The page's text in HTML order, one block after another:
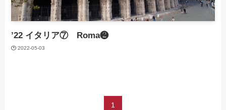
’22 イタリア⑦ Roma❷
2022-05-03
1